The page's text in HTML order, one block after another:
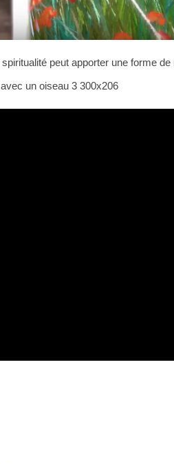
peut apporter une forme de